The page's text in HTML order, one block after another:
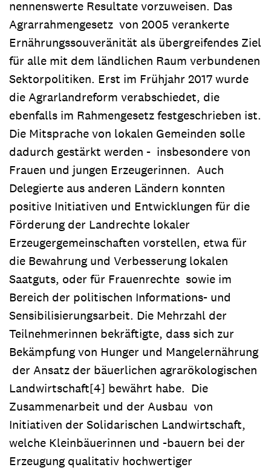
nennenswerte Resultate vorzuweisen. Das
Agrarrahmengesetz von 2005 verankerte
Ernährungssouveränität als übergreifendes Ziel
für alle mit dem ländlichen Raum verbundenen
Sektorpolitiken. Erst im Frühjahr 2017 wurde
die Agrarlandreform verabschiedet, die
ebenfalls im Rahmengesetz festgeschrieben ist.
Die Mitsprache von lokalen Gemeinden solle
dadurch gestärkt werden - insbesondere von
Frauen und jungen Erzeugerinnen. Auch
Delegierte aus anderen Ländern konnten
positive Initiativen und Entwicklungen für die
Förderung der Landrechte lokaler
Erzeugergemeinschaften vorstellen, etwa für
die Bewahrung und Verbesserung lokalen
Saatguts, oder für Frauenrechte sowie im
Bereich der politischen Informations- und
Sensibilisierungsarbeit. Die Mehrzahl der
Teilnehmerinnen bekräftigte, dass sich zur
Bekämpfung von Hunger und Mangelernährung
der Ansatz der bäuerlichen agrarökologischen
Landwirtschaft[4] bewährt habe. Die
Zusammenarbeit und der Ausbau von
Initiativen der Solidarischen Landwirtschaft,
welche Kleinbäuerinnen und -bauern bei der
Erzeugung qualitativ hochwertiger